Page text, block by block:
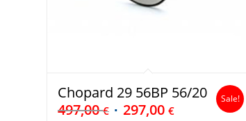
Chopard 29 56BP 56/20
497,00€ 297,00 €
Sale!